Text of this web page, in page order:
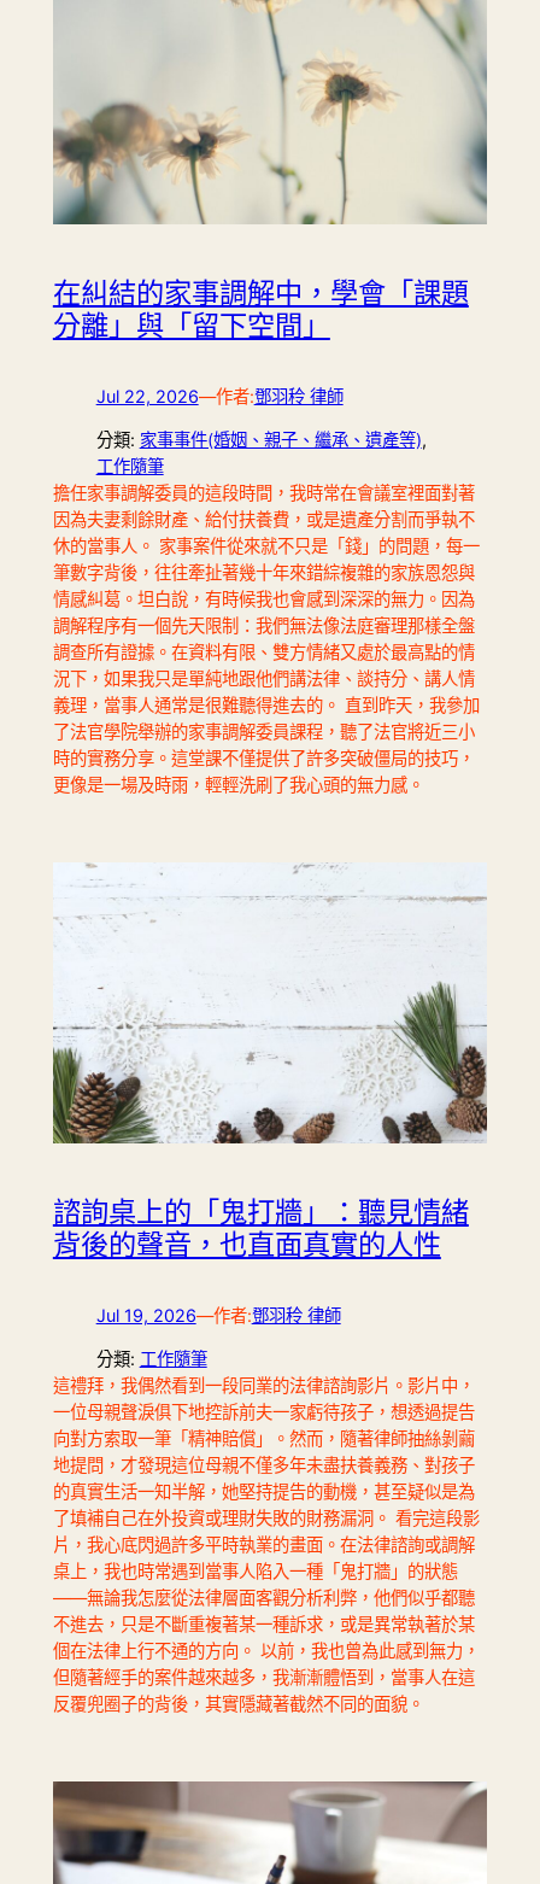
在糾結的家事調解中，學會「課題
分離」與「留下空間」
Jul 22, 2026—作者:鄧羽秢 律師
分類: 家事事件(婚姻、親子、繼承、遺產等)
工作隨筆
擔任家事調解委員的這段時間，我時常在會議室裡面對著
因為夫妻剩餘財產、給付扶養費，或是遺產分割而爭執不
休的當事人。 家事案件從來就不只是「錢」的問題，每一
筆數字背後，往往牽扯著幾十年來錯綜複雜的家族恩怨與
情感糾葛。坦白說，有時候我也會感到深深的無力。因為
調解程序有一個先天限制：我們無法像法庭審理那樣全盤
調查所有證據。在資料有限、雙方情緒又處於最高點的情
況下，如果我只是單純地跟他們講法律、談持分、講人情
義理，當事人通常是很難聽得進去的。 直到昨天，我參加
了法官學院舉辦的家事調解委員課程，聽了法官將近三小
時的實務分享。這堂課不僅提供了許多突破僵局的技巧，
更像是一場及時雨，輕輕洗刷了我心頭的無力感。
諮詢桌上的「鬼打牆」：聽見情緒
背後的聲音，也直面真實的人性
Jul 19, 2026—作者:鄧羽秢 律師
分類: 工作隨筆
這禮拜，我偶然看到一段同業的法律諮詢影片。影片中，
一位母親聲淚俱下地控訴前夫一家虧待孩子，想透過提告
向對方索取一筆「精神賠償」。然而，隨著律師抽絲剝繭
地提問，才發現這位母親不僅多年未盡扶養義務、對孩子
的真實生活一知半解，她堅持提告的動機，甚至疑似是為
了填補自己在外投資或理財失敗的財務漏洞。 看完這段影
片，我心底閃過許多平時執業的畫面。在法律諮詢或調解
桌上，我也時常遇到當事人陷入一種「鬼打牆」的狀態
——無論我怎麼從法律層面客觀分析利弊，他們似乎都聽
不進去，只是不斷重複著某一種訴求，或是異常執著於某
個在法律上行不通的方向。 以前，我也曾為此感到無力，
但隨著經手的案件越來越多，我漸漸體悟到，當事人在這
反覆兜圈子的背後，其實隱藏著截然不同的面貌。